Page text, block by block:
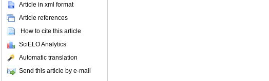
Article in xml format
Article references
How to cite this article
SciELO Analytics
Automatic translation
Send this article by e-mail